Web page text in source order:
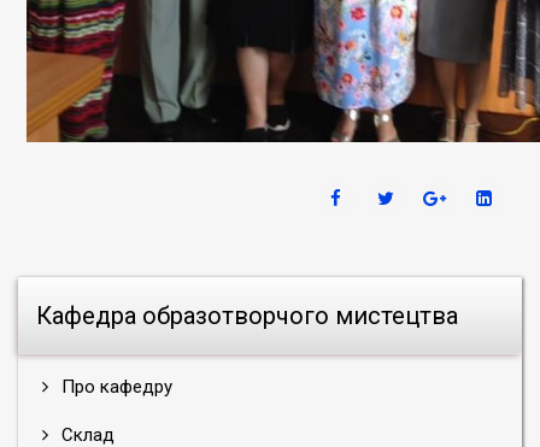
Кафедра образотворчого мистецтва
Про кафедру
Склад